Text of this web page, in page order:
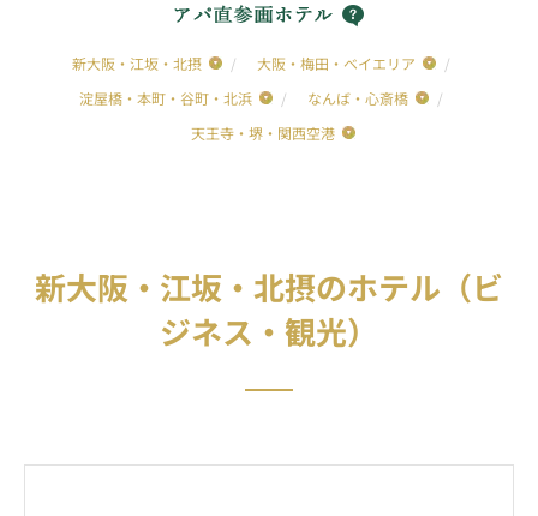
新大阪・江坂・北摂
大阪・梅田・ベイエリア
淀屋橋・本町・谷町・北浜
なんば・心斎橋
天王寺・堺・関西空港
新大阪・江坂・北摂のホテル（ビ
ジネス・観光）